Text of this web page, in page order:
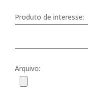
Produto de interesse:
Arquivo: